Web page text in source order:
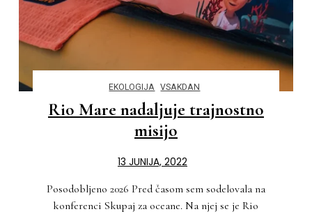
EKOLOGIJA VSAKDAN
Rio Mare nadaljuje trajnostno
misijo
13 JUNIJA, 2022
Posodobljeno 2026 Pred časom sem sodelovala na
konferenci Skupaj za oceane. Na njej se je Rio